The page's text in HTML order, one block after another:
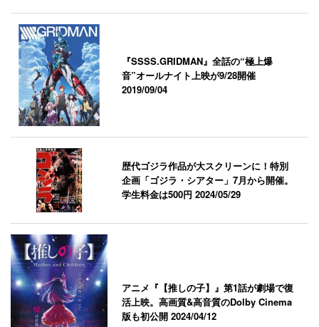
『SSSS.GRIDMAN』全話の“極上爆
音”オールナイト上映が9/28開催
2019/09/04
歴代ゴジラ作品が大スクリーンに！特別
企画「ゴジラ・シアター」7月から開催。
学生料金は500円2024/05/29
アニメ『【推しの子】』第1話が劇場で復
活上映。高画質&高音質のDolby Cinema
版も初公開2024/04/12